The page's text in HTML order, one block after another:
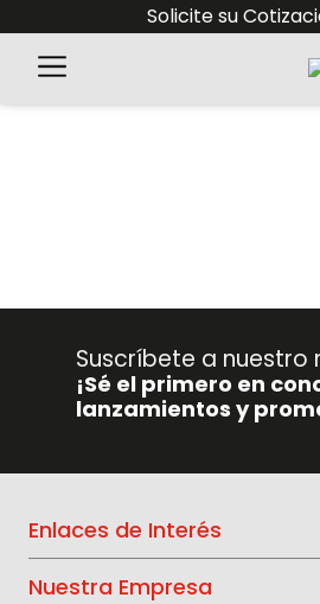
Solicite su
Suscríbete a nuestro
¡Sé el primero en
lanzamientos y
Enlaces de Interés
Nuestra Empresa